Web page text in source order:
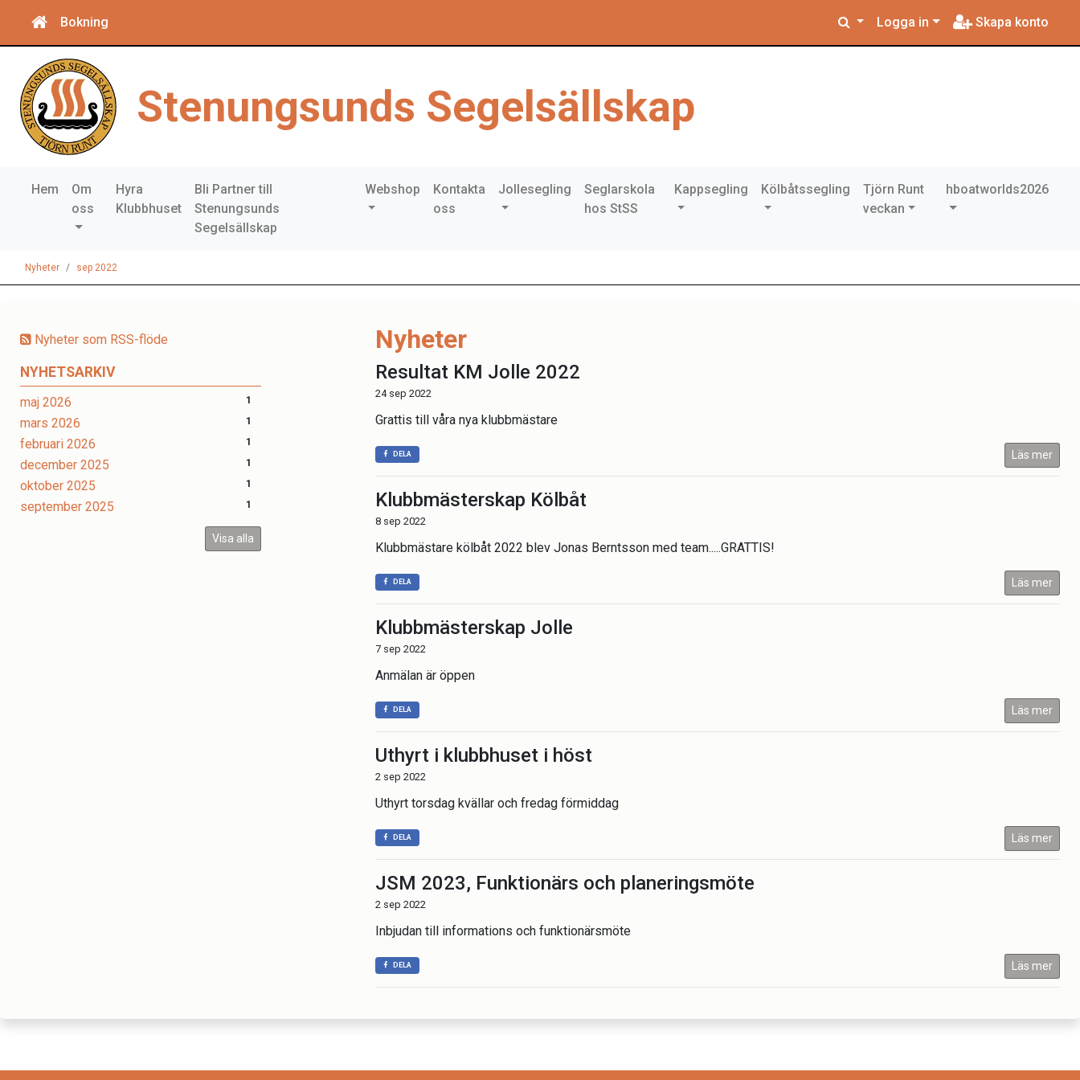
Bokning Logga in Skapa konto
Stenungsunds Segelsällskap
Hem
Om
oss
Hyra
Klubbhuset
Bli Partner till
Stenungsunds
Segelsällskap
Webshop
Kontakta
oss
Jollesegling
Seglarskola
hos StSS
Kappsegling Kölbåtssegling
Tjörn Runt
veckan
hboatworlds2026
Nyheter sep 2022
Nyheter som RSS-flöde
NYHETSARKIV
maj 2026 1
mars 2026 1
februari 2026 1
december 2025 1
oktober 2025 1
september 2025 1
Visa alla
Nyheter
Resultat KM Jolle 2022
24 sep 2022
Grattis till våra nya klubbmästare
DELA Läs mer
Klubbmästerskap Kölbåt
8 sep 2022
Klubbmästare kölbåt 2022 blev Jonas Berntsson med team.....GRATTIS!
DELA Läs mer
Klubbmästerskap Jolle
7 sep 2022
Anmälan är öppen
DELA Läs mer
Uthyrt i klubbhuset i höst
2 sep 2022
Uthyrt torsdag kvällar och fredag förmiddag
DELA Läs mer
JSM 2023, Funktionärs och planeringsmöte
2 sep 2022
Inbjudan till informations och funktionärsmöte
DELA Läs mer